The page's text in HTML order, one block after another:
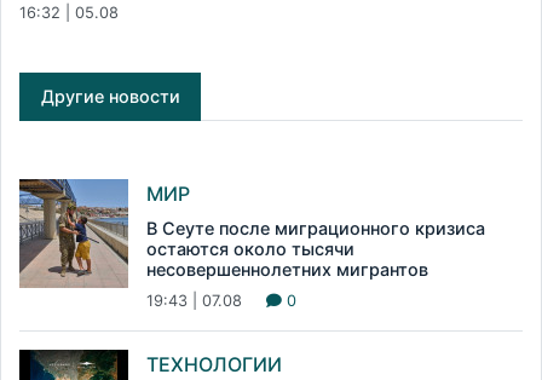
16:32 | 05.08
Другие новости
МИР
В Сеуте после миграционного кризиса
остаются около тысячи
несовершеннолетних мигрантов
19:43 | 07.08 0
ТЕХНОЛОГИИ